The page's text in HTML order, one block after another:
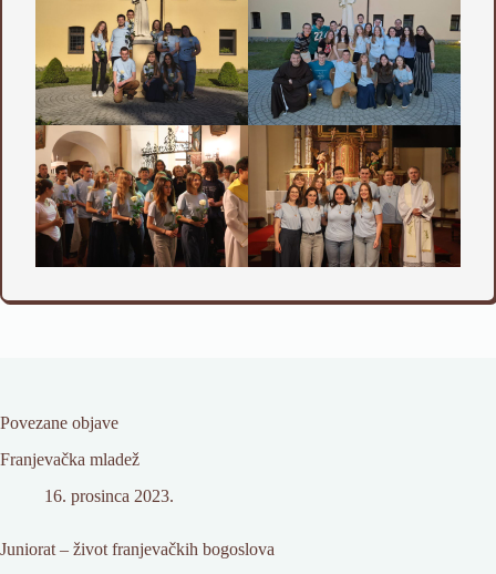
Povezane objave
Franjevačka mladež
16. prosinca 2023.
Juniorat – život franjevačkih bogoslova